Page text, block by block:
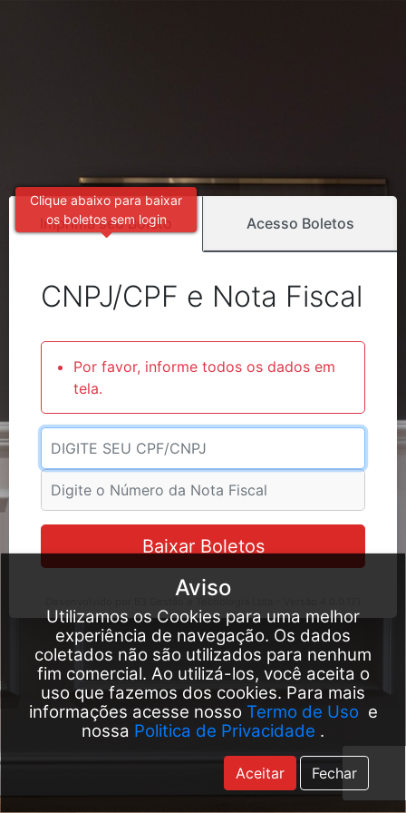
Aviso
Utilizamos os Cookies para uma melhor
experiência de navegação. Os dados
coletados não são utilizados para nenhum
fim comercial. Ao utilizá-los, você aceita o
uso que fazemos dos cookies. Para mais
informações acesse nosso Termo de Usoe
nossa Politica de Privacidade .
Aceitar Fechar
Imprima seu Boleto Acesso Boletos
CNPJ/CPF e Nota Fiscal
Por favor, informe todos os dados em
tela.
Baixar Boletos
Clique abaixo para baixar
os boletos sem login